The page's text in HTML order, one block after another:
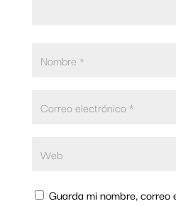
Guarda mi nombre,